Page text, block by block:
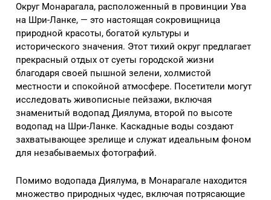
Округ Монарагала, расположенный в провинции Ува
на Шри-Ланке, — это настоящая сокровищница
природной красоты, богатой культуры и
исторического значения. Этот тихий округ предлагает
прекрасный отдых от суеты городской жизни
благодаря своей пышной зелени, холмистой
местности и спокойной атмосфере. Посетители могут
исследовать живописные пейзажи, включая
знаменитый водопад Диялума, второй по высоте
водопад на Шри-Ланке. Каскадные воды создают
захватывающее зрелище и служат идеальным фоном
для незабываемых фотографий.
Помимо водопада Диялума, в Монарагале находится
множество природных чудес, включая потрясающие